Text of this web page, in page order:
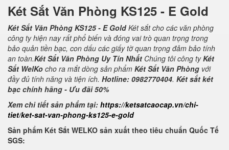
Két Sắt Văn Phòng KS125 - E Gold
Két Sắt Văn Phòng KS125 - E GoldKét sắt cho các văn phòng
công ty hiện nay rất phổ biến và đóng vai trò quan trọng trong
bảo quản tiền bạc, con dấu các giấy tờ quan trọng đảm bảo tính
an toàn.Két Sắt Văn Phòng Uy Tín Nhất Chúng tôi công tyKét
Sắt WelKo cho ra mắt dòng sản phẩm Két Sắt Văn Phòng với
đầy đủ tính năng và tiện ích. Hotline: 0982770404. Két sắt két
bạc chính hãng - Ưu đãi 50%
Xem chi tiết sản phẩm tại: https://ketsatcaocap.vn/chi-
tiet/ket-sat-van-phong-ks125-e-gold
Sản phẩm Két Sắt WELKO sản xuất theo tiêu chuẩn Quốc Tế
SGS: